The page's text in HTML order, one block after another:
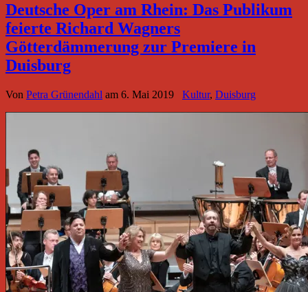
Deutsche Oper am Rhein: Das Publikum
feierte Richard Wagners
Götterdämmerung zur Premiere in
Duisburg
Von Petra Grünendahl am 6. Mai 2019 Kultur, Duisburg